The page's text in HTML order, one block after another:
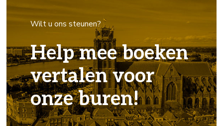
Wilt u ons steunen?
Help mee boeken
vertalen voor
onze buren!